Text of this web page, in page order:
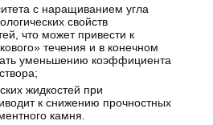
с наращиванием угла
свойств
что может привести к
течения и в конечном
уменьшению коэффициента
жидкостей при
к снижению прочностных
камня.